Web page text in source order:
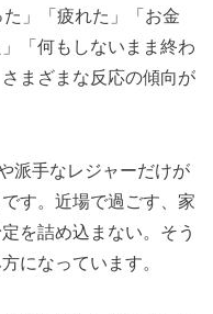
」「疲れた」「お金
「何もしないまま終わ
まざまな反応の傾向が
派手なレジャーだけが
す。近場で過ごす、家
を詰め込まない。そう
になっています。